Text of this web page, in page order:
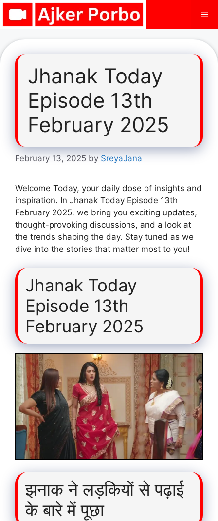
Skip
Jhanak Today
Episode 13th
February 2025
February 13, 2025 by SreyaJana
Welcome Today, your daily dose of insights and
inspiration. In Jhanak Today Episode 13th
February 2025, we bring you exciting updates,
thought-provoking discussions, and a look at
the trends shaping the day. Stay tuned as we
dive into the stories that matter most to you!
Jhanak Today
Episode 13th
February 2025
झनाक ने लड़कियों से पढ़ाई
के बारे में पूछा